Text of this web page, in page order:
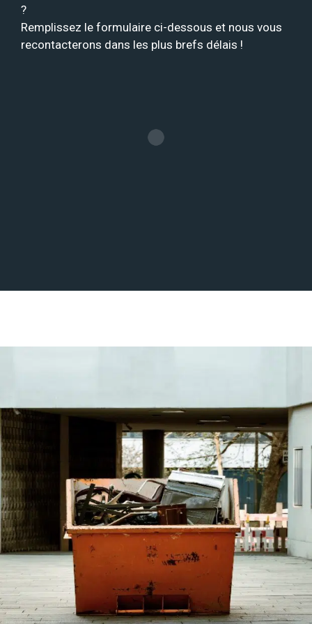
?
Remplissez le formulaire ci-dessous et nous vous
recontacterons dans les plus brefs délais !